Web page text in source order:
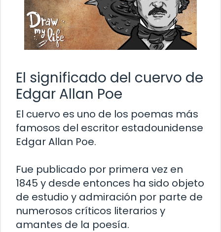
El significado del cuervo de
Edgar Allan Poe
El cuervo es uno de los poemas más
famosos del escritor estadounidense
Edgar Allan Poe.
Fue publicado por primera vez en
1845 y desde entonces ha sido objeto
de estudio y admiración por parte de
numerosos críticos literarios y
amantes de la poesía.